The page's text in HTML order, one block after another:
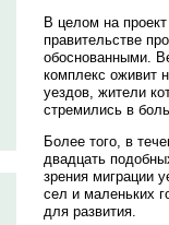
В целом на
правительстве
обоснованными.
комплекс оживит
уездов, жители
стремились в
Более того, в
двадцать
зрения миграции
сел и маленьких
для развития.